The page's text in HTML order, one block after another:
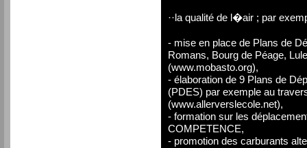
··la qualité de l�air ; par
- mise en place de Plans de
Romans, Bourg de Péage,
(www.mobasto.org),
- élaboration de 9 Plans de
(PDES) par exemple au
(www.allerverslecole.net),
- formation sur les
COMPETENCE,
- promotion des carburants